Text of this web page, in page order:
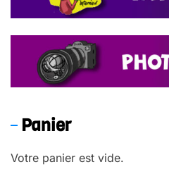
Panier
Votre panier est vide.